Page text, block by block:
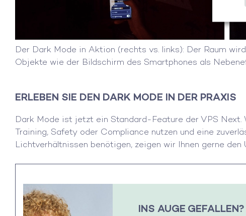
Der Dark Mode in Aktion (rechts vs. links): Der Raum
Objekte wie der Bildschirm des Smartphones als
ERLEBEN SIE DEN DARK MODE IN DER PRAXIS
Dark Mode ist jetzt ein Standard-Feature der VPS Next.
Training, Safety oder Compliance nutzen und eine
Lichtverhältnissen benötigen, zeigen wir Ihnen gerne den
INS AUGE GEFALLEN?